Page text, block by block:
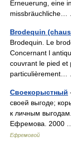
Erneuerung, eine
Brodequin
Brodequin. Le
Concernant l
couvrant le pied et
Своекорыстный
своей выгоде;
к личным
Ефремова. 2000
Ефремовой